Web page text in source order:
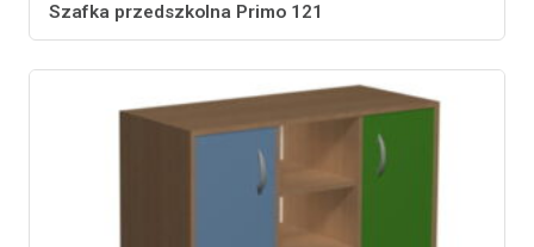
Szafka przedszkolna Primo 121